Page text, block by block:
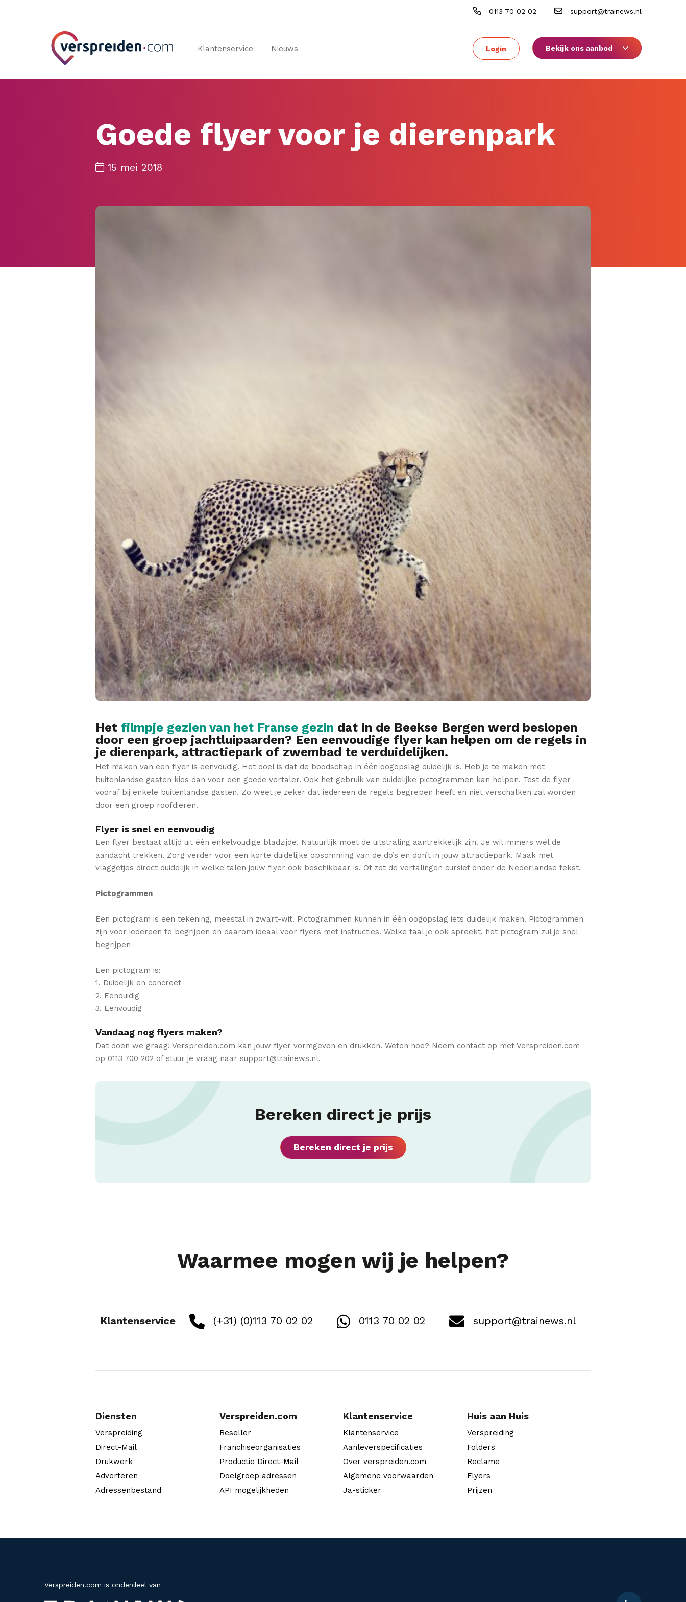
0113 70 02 02 support@trainews.nl
Klantenservice Nieuws Login Bekijk ons aanbod
Goede flyer voor je dierenpark
15 mei 2018
Het filmpje gezien van het Franse gezin dat in de Beekse Bergen werd beslopen
door een groep jachtluipaarden? Een eenvoudige flyer kan helpen om de regels in
je dierenpark, attractiepark of zwembad te verduidelijken.
Het maken van een flyer is eenvoudig. Het doel is dat de boodschap in één oogopslag duidelijk is. Heb je te maken met
buitenlandse gasten kies dan voor een goede vertaler. Ook het gebruik van duidelijke pictogrammen kan helpen. Test de flyer
vooraf bij enkele buitenlandse gasten. Zo weet je zeker dat iedereen de regels begrepen heeft en niet verschalken zal worden
door een groep roofdieren.
Flyer is snel en eenvoudig
Een flyer bestaat altijd uit één enkelvoudige bladzijde. Natuurlijk moet de uitstraling aantrekkelijk zijn. Je wil immers wél de
aandacht trekken. Zorg verder voor een korte duidelijke opsomming van de do’s en don’t in jouw attractiepark. Maak met
vlaggetjes direct duidelijk in welke talen jouw flyer ook beschikbaar is. Of zet de vertalingen cursief onder de Nederlandse tekst.
Pictogrammen
Een pictogram is een tekening, meestal in zwart-wit. Pictogrammen kunnen in één oogopslag iets duidelijk maken. Pictogrammen
zijn voor iedereen te begrijpen en daarom ideaal voor flyers met instructies. Welke taal je ook spreekt, het pictogram zul je snel
begrijpen
Een pictogram is:
1. Duidelijk en concreet
2. Eenduidig
3. Eenvoudig
Vandaag nog flyers maken?
Dat doen we graag! Verspreiden.com kan jouw flyer vormgeven en drukken. Weten hoe? Neem contact op met Verspreiden.com
op 0113 700 202 of stuur je vraag naar support@trainews.nl.
Bereken direct je prijs
Bereken direct je prijs
Waarmee mogen wij je helpen?
Klantenservice (+31) (0)113 70 02 02 0113 70 02 02 support@trainews.nl
Diensten
Verspreiding
Direct-Mail
Drukwerk
Adverteren
Adressenbestand
Verspreiden.com
Reseller
Franchiseorganisaties
Productie Direct-Mail
Doelgroep adressen
API mogelijkheden
Klantenservice
Klantenservice
Aanleverspecificaties
Over verspreiden.com
Algemene voorwaarden
Ja-sticker
Huis aan Huis
Verspreiding
Folders
Reclame
Flyers
Prijzen
Verspreiden.com is onderdeel van